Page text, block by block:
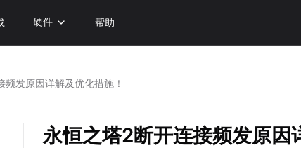
硬件 帮助
频发原因详解及优化措施！
永恒之塔2断开连接频发原因